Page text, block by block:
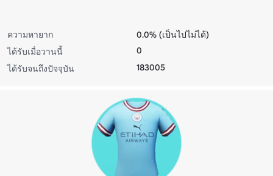
ความหายาก
0.0% (เป็นไปไม่ได้)
ได้รับเมื่อวานนี้
0
ได้รับจนถึงปัจจุบัน
183005